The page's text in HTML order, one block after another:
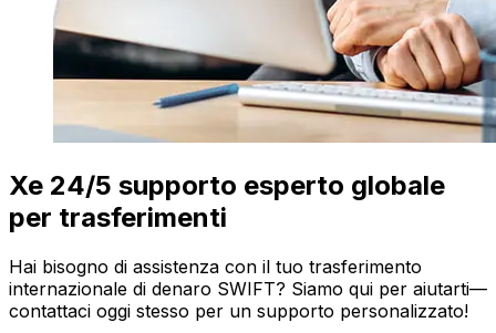
Xe 24/5 supporto esperto globale
per trasferimenti
Hai bisogno di assistenza con il tuo trasferimento
internazionale di denaro SWIFT? Siamo qui per aiutarti—
contattaci oggi stesso per un supporto personalizzato!